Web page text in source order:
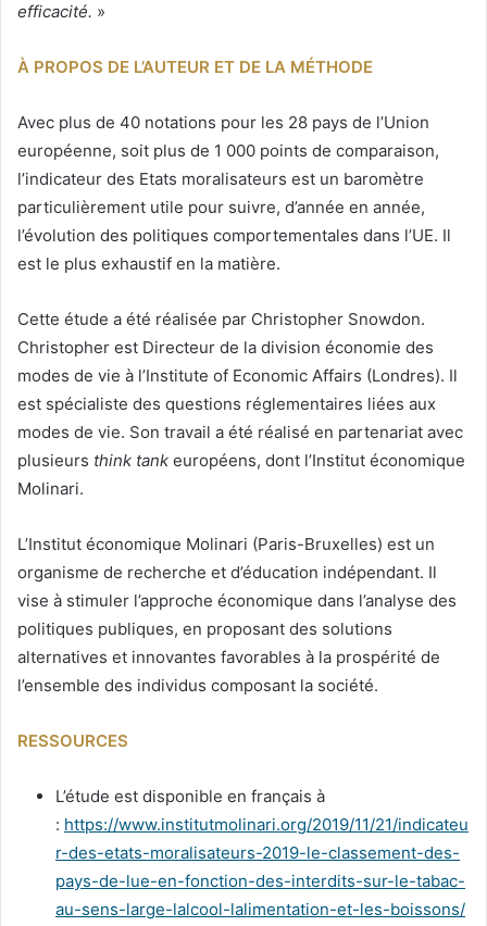
efficacité. »
À PROPOS DE L’AUTEUR ET DE LA MÉTHODE
Avec plus de 40 notations pour les 28 pays de l’Union
européenne, soit plus de 1 000 points de comparaison,
l’indicateur des Etats moralisateurs est un baromètre
particulièrement utile pour suivre, d’année en année,
l’évolution des politiques comportementales dans l’UE. Il
est le plus exhaustif en la matière.
Cette étude a été réalisée par Christopher Snowdon.
Christopher est Directeur de la division économie des
modes de vie à l’Institute of Economic Affairs (Londres). Il
est spécialiste des questions réglementaires liées aux
modes de vie. Son travail a été réalisé en partenariat avec
plusieurs think tank européens, dont l’Institut économique
Molinari.
L’Institut économique Molinari (Paris-Bruxelles) est un
organisme de recherche et d’éducation indépendant. Il
vise à stimuler l’approche économique dans l’analyse des
politiques publiques, en proposant des solutions
alternatives et innovantes favorables à la prospérité de
l’ensemble des individus composant la société.
RESSOURCES
L’étude est disponible en français à
: https://www.institutmolinari.org/2019/11/21/indicateu
r-des-etats-moralisateurs-2019-le-classement-des-
pays-de-lue-en-fonction-des-interdits-sur-le-tabac-
au-sens-large-lalcool-lalimentation-et-les-boissons/